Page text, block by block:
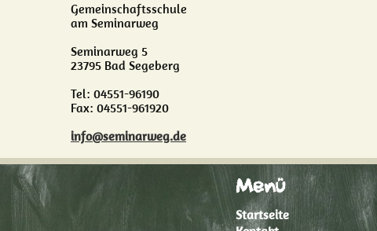
Gemeinschaftsschule
am Seminarweg
Seminarweg 5
23795 Bad Segeberg
Tel: 04551-96190
Fax: 04551-961920
info@seminarweg.de
Menü
Startseite